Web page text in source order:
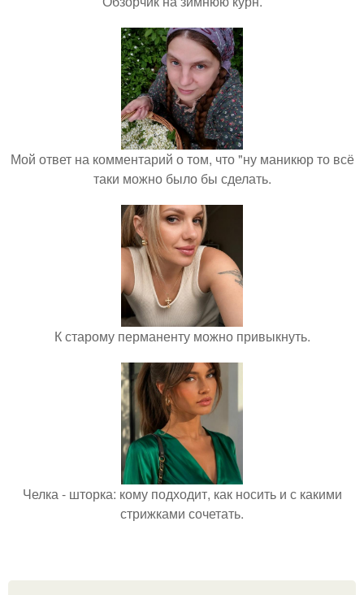
Мой ответ на комментарий о том, что "ну маникюр то всё
таки можно было бы сделать.
К старому перманенту можно привыкнуть.
Челка - шторка: кому подходит, как носить и с какими
стрижками сочетать.